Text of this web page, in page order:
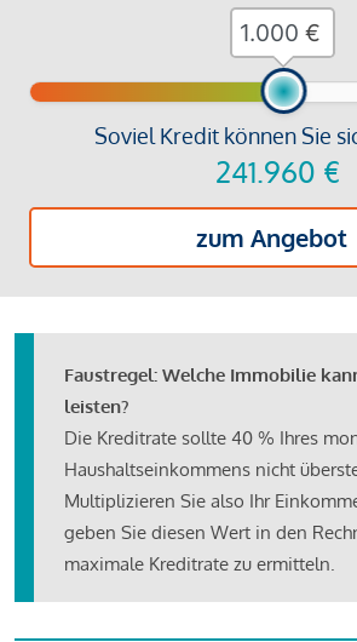
Soviel Kredit können Sie
241.960 €
zum Angebot
€
Faustregel: Welche Immobilie
leisten?
Die Kreditrate sollte 40 % Ihres
Haushaltseinkommens nicht
Multiplizieren Sie also Ihr
geben Sie diesen Wert in den
maximale Kreditrate zu ermitteln.